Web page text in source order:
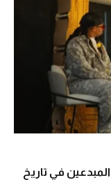
في تاريخ